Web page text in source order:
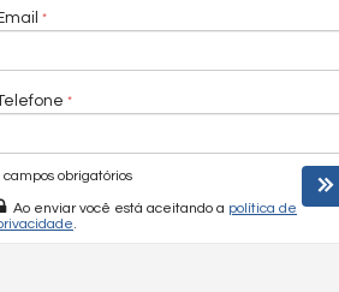
campos obrigatórios
Ao enviar você está aceitando a política de